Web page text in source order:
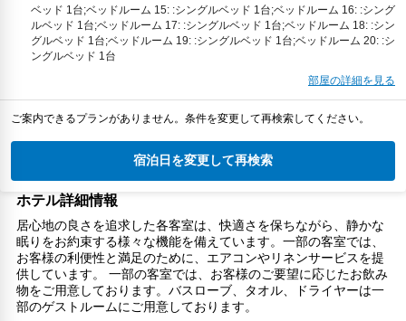
ベッド 1台;ベッドルーム 15: :シングルベッド 1台;ベッドルーム 16: :シング
ルベッド 1台;ベッドルーム 17: :シングルベッド 1台;ベッドルーム 18: :シン
グルベッド 1台;ベッドルーム 19: :シングルベッド 1台;ベッドルーム 20: :シ
ングルベッド 1台
部屋の詳細を見る
ご案内できるプランがありません。条件を変更して再検索してください。
宿泊日を変更して再検索
ホテル詳細情報
居心地の良さを追求した各客室は、快適さを保ちながら、静かな
眠りをお約束する様々な機能を備えています。一部の客室では、
お客様の利便性と満足のために、エアコンやリネンサービスを提
供しています。 一部の客室では、お客様のご要望に応じたお飲み
物をご用意しております。バスローブ、タオル、ドライヤーは一
部のゲストルームにご用意しております。